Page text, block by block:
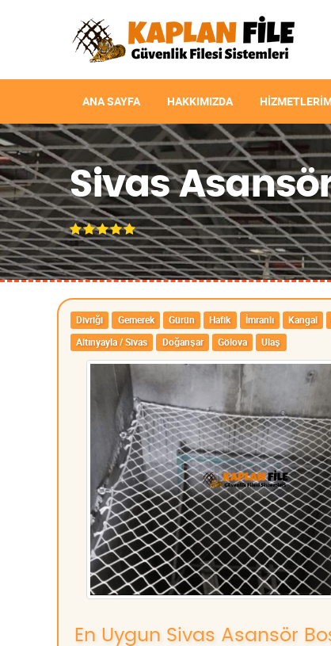
ANA SAYFA HAKKIMIZDA
Sivas
Divriği Gemerek Gürün Hafik İmranlı Kangal
Altınyayla / Sivas
Doğanşar Gölova Ulaş
En Uygun Sivas Asansör